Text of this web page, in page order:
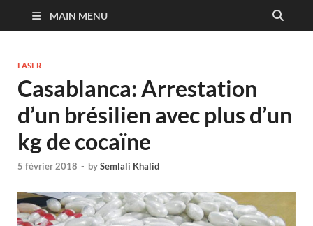
MAIN MENU
LASER
Casablanca: Arrestation
d’un brésilien avec plus d’un
kg de cocaïne
5 février 2018 - bySemlali Khalid